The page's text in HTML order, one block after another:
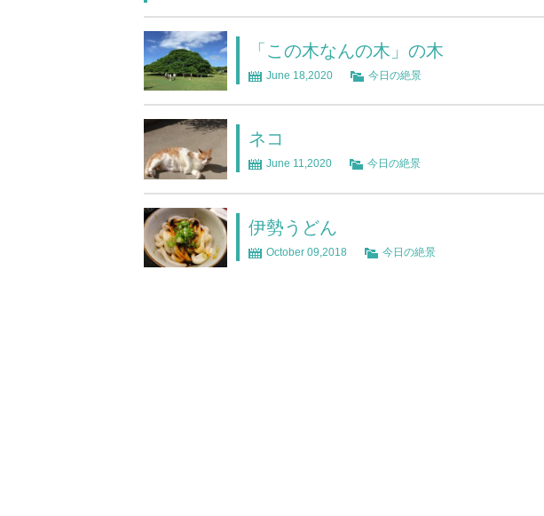
「この木なんの木」の木
June 18,2020 今日の絶景
ネコ
June 11,2020 今日の絶景
伊勢うどん
October 09,2018 今日の絶景